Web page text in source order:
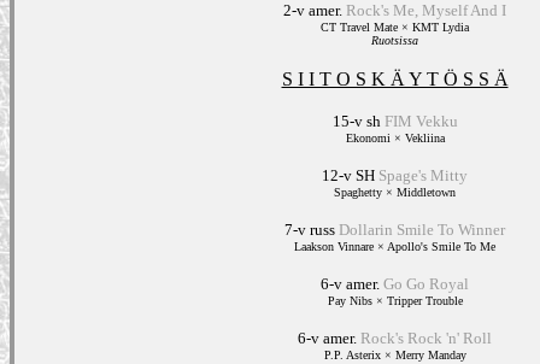
2-v amer. Rock's Me, Myself And I
CT Travel Mate × KMT Lydia
Ruotsissa
S I I T O S K Ä Y T Ö S S Ä
15-v sh FIM Vekku
Ekonomi × Vekliina
12-v SH Spage's Mitty
Spaghetty × Middletown
7-v russ Dollarin Smile To Winner
Laakson Vinnare × Apollo's Smile To Me
6-v amer. Go Go Royal
Pay Nibs × Tripper Trouble
6-v amer. Rock's Rock 'n' Roll
P.P. Asterix × Merry Manday